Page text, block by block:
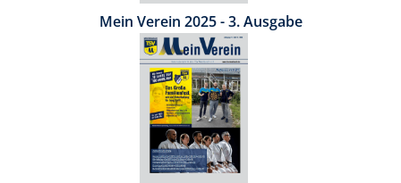
Mein Verein 2025 - 3. Ausgabe